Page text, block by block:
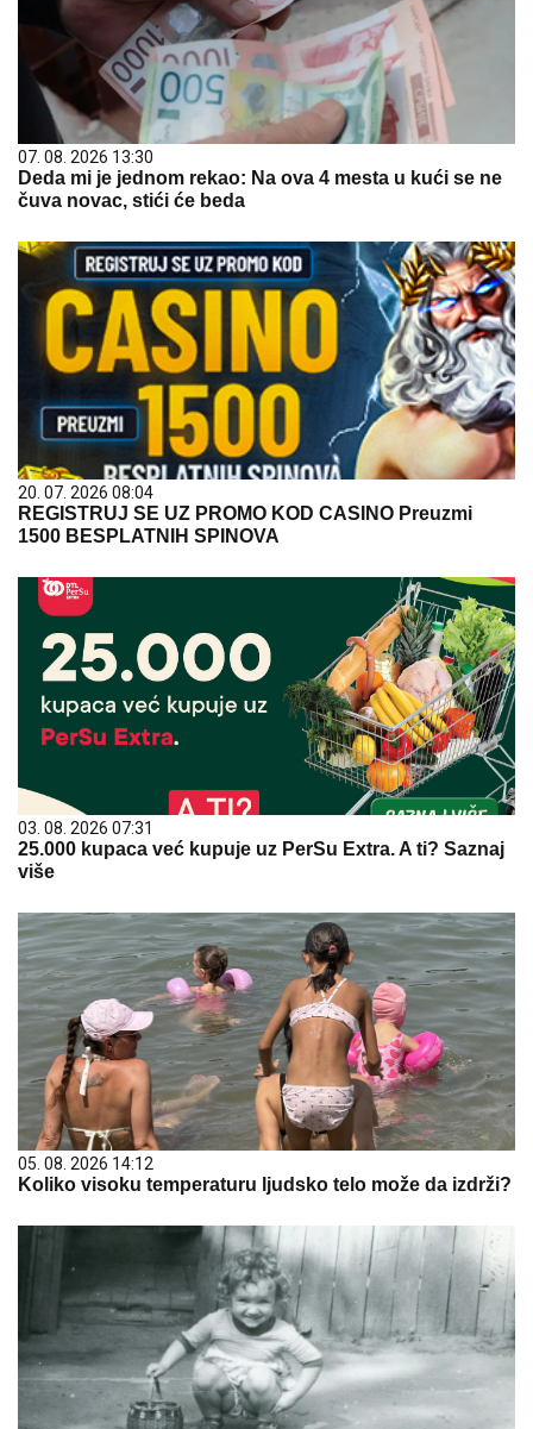
07. 08. 2026 13:30
Deda mi je jednom rekao: Na ova 4 mesta u kući se ne
čuva novac, stići će beda
20. 07. 2026 08:04
REGISTRUJ SE UZ PROMO KOD CASINO Preuzmi
1500 BESPLATNIH SPINOVA
03. 08. 2026 07:31
25.000 kupaca već kupuje uz PerSu Extra. A ti? Saznaj
više
05. 08. 2026 14:12
Koliko visoku temperaturu ljudsko telo može da izdrži?